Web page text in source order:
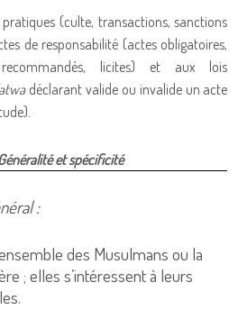
(culte, transactions, sanctions
de responsabilité (actes obligatoires,
recommandés, licites) et aux lois
déclarant valide ou invalide un acte
et spécificité
:
des Musulmans ou la
; elles s’intéressent à leurs